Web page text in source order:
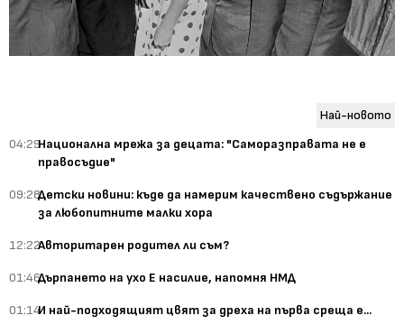
Най-новото
04:29Национална мрежа за децата: "Саморазправата не е
правосъдие"
09:28Детски новини: къде да намерим качествено съдържание
за любопитните малки хора
12:22Авторитарен родител ли съм?
01:46Дърпането на ухо Е насилие, напомня НМД
01:14И най-подходящият цвят за дреха на първа среща е...